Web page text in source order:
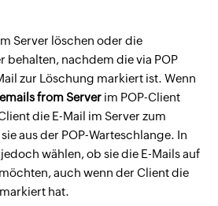
Server löschen oder die
behalten, nachdem die via POP
zur Löschung markiert ist. Wenn
from Server im POP-Client
die E-Mail im Server zum
aus der POP-Warteschlange. In
wählen, ob sie die E-Mails auf
auch wenn der Client die
hat.